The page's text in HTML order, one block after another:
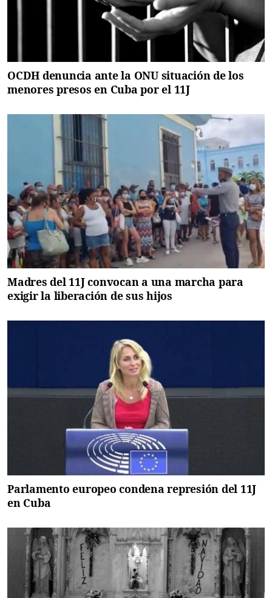
OCDH denuncia ante la ONU situación de los
menores presos en Cuba por el 11J
Madres del 11J convocan a una marcha para
exigir la liberación de sus hijos
Parlamento europeo condena represión del 11J
en Cuba